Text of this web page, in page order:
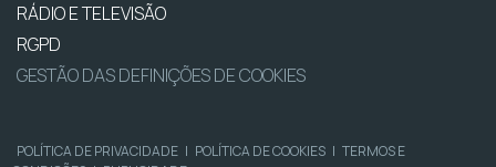
RÁDIO E TELEVISÃO
RGPD
GESTÃO DAS DEFINIÇÕES DE COOKIES
POLÍTICA DE PRIVACIDADE | POLÍTICA DE COOKIES | TERMOS E